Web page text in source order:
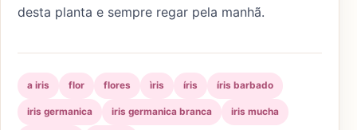
desta planta e sempre regar pela manhã.
a iris flor flores ìris íris íris barbado
iris germanica iris germanica branca iris mucha